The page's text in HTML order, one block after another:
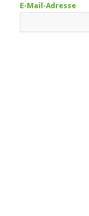
E-Mail-Adresse